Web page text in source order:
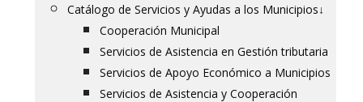
Catálogo de Servicios y Ayudas a los Municipios↓
Cooperación Municipal
Servicios de Asistencia en Gestión tributaria
Servicios de Apoyo Económico a Municipios
Servicios de Asistencia y Cooperación